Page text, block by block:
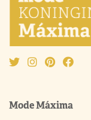
Mode Máxima